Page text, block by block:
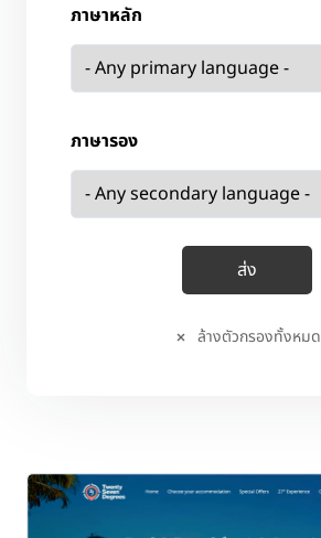
ภาษาหลัก
ภาษารอง
ล้างตัวกรองทั้งหมด